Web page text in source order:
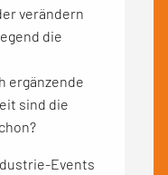
verändern
die
ergänzende
sind die
Events